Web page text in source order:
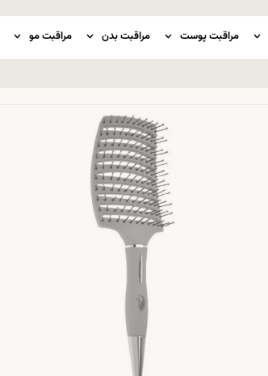
مراقبت پوست مراقبت بدن مراقبت مو